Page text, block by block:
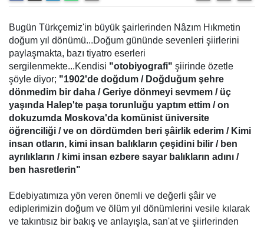
Bugün Türkçemiz'in büyük şairlerinden Nâzım Hıkmetin
doğum yıl dönümü...Doğum gününde sevenleri şiirlerini
paylaşmakta, bazı tiyatro eserleri
sergilenmekte...Kendisi "otobiyografi" şiirinde özetle
şöyle diyor; "1902'de doğdum / Doğduğum şehre
dönmedim bir daha / Geriye dönmeyi sevmem / üç
yaşında Halep'te paşa torunluğu yaptım ettim / on
dokuzumda Moskova'da komünist üniversite
öğrenciliği / ve on dördümden beri şâirlik ederim / Kimi
insan otların, kimi insan balıkların çeşidini bilir / ben
ayrılıkların / kimi insan ezbere sayar balıkların adını /
ben hasretlerin"
Edebiyatımıza yön veren önemli ve değerli şâir ve
ediplerimizin doğum ve ölüm yıl dönümlerini vesile kılarak
ve takıntısız bir bakış ve anlayışla, san'at ve şiirlerinden